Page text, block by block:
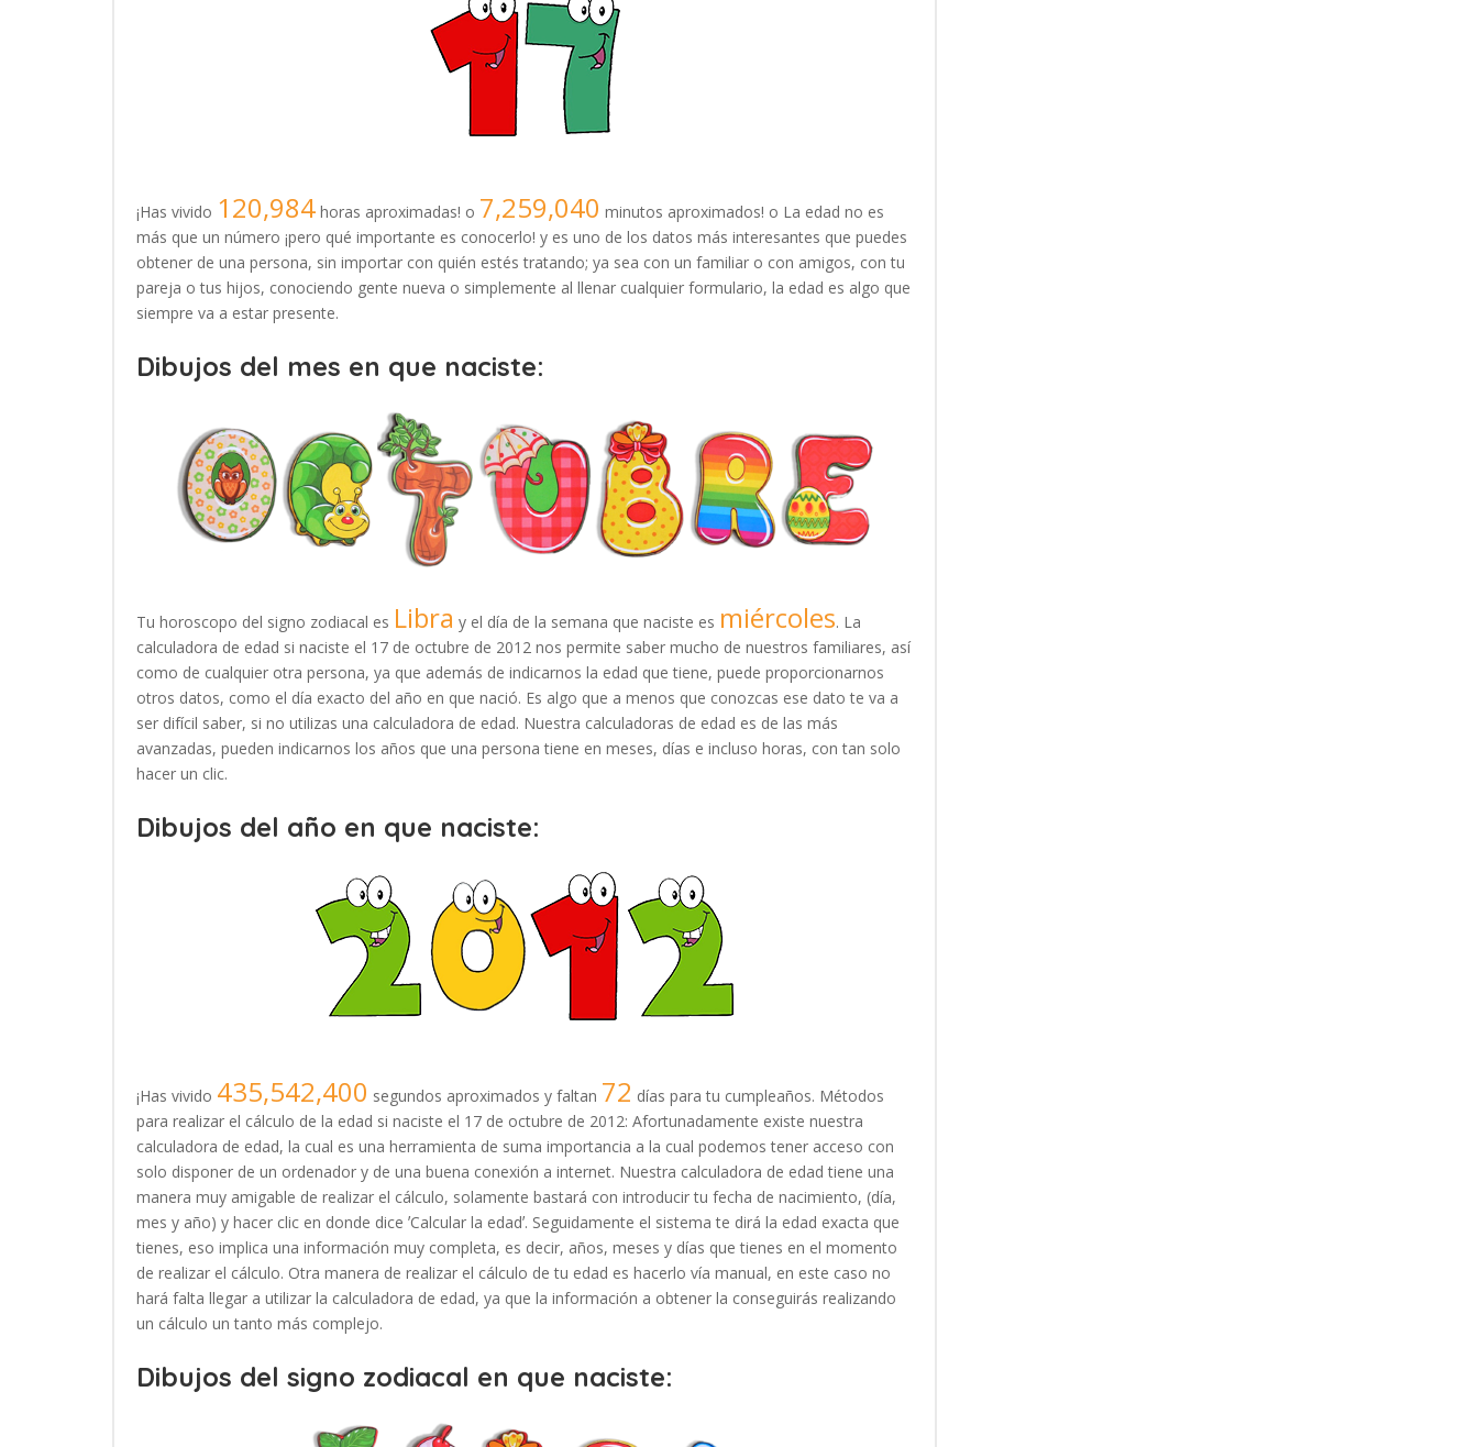
¡Has vivido 120,984 horas aproximadas! o 7,259,040 minutos aproximados! o La edad no es
más que un número ¡pero qué importante es conocerlo! y es uno de los datos más interesantes que puedes
obtener de una persona, sin importar con quién estés tratando; ya sea con un familiar o con amigos, con tu
pareja o tus hijos, conociendo gente nueva o simplemente al llenar cualquier formulario, la edad es algo que
siempre va a estar presente.
Dibujos del mes en que naciste:
Tu horoscopo del signo zodiacal es Libra y el día de la semana que naciste es miércoles. La
calculadora de edad si naciste el 17 de octubre de 2012 nos permite saber mucho de nuestros familiares, así
como de cualquier otra persona, ya que además de indicarnos la edad que tiene, puede proporcionarnos
otros datos, como el día exacto del año en que nació. Es algo que a menos que conozcas ese dato te va a
ser difícil saber, si no utilizas una calculadora de edad. Nuestra calculadoras de edad es de las más
avanzadas, pueden indicarnos los años que una persona tiene en meses, días e incluso horas, con tan solo
hacer un clic.
Dibujos del año en que naciste:
¡Has vivido 435,542,400 segundos aproximados y faltan 72 días para tu cumpleaños. Métodos
para realizar el cálculo de la edad si naciste el 17 de octubre de 2012: Afortunadamente existe nuestra
calculadora de edad, la cual es una herramienta de suma importancia a la cual podemos tener acceso con
solo disponer de un ordenador y de una buena conexión a internet. Nuestra calculadora de edad tiene una
manera muy amigable de realizar el cálculo, solamente bastará con introducir tu fecha de nacimiento, (día,
mes y año) y hacer clic en donde dice ʼCalcular la edadʼ. Seguidamente el sistema te dirá la edad exacta que
tienes, eso implica una información muy completa, es decir, años, meses y días que tienes en el momento
de realizar el cálculo. Otra manera de realizar el cálculo de tu edad es hacerlo vía manual, en este caso no
hará falta llegar a utilizar la calculadora de edad, ya que la información a obtener la conseguirás realizando
un cálculo un tanto más complejo.
Dibujos del signo zodiacal en que naciste: